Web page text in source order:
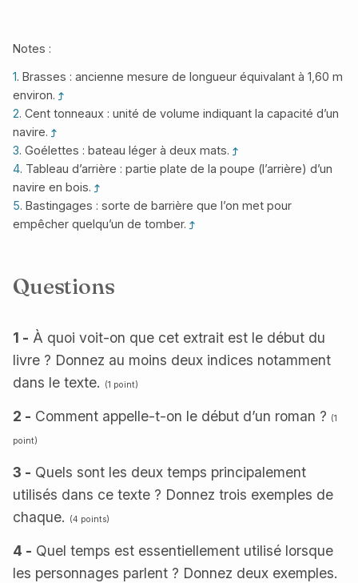
Notes :
1. Brasses : ancienne mesure de longueur équivalant à 1,60 m
environ.
2. Cent tonneaux : unité de volume indiquant la capacité d’un
navire.
3. Goélettes : bateau léger à deux mats.
4. Tableau d’arrière : partie plate de la poupe (l’arrière) d’un
navire en bois.
5. Bastingages : sorte de barrière que l’on met pour
empêcher quelqu’un de tomber.
Questions
1 - À quoi voit-on que cet extrait est le début du
livre ? Donnez au moins deux indices notamment
dans le texte.
(1 point)
2 - Comment appelle-t-on le début d’un roman ? (1
point)
3 - Quels sont les deux temps principalement
utilisés dans ce texte ? Donnez trois exemples de
chaque.
(4 points)
4 - Quel temps est essentiellement utilisé lorsque
les personnages parlent ? Donnez deux exemples.